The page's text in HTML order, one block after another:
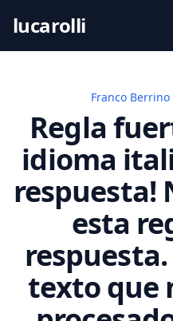
i
lucarolli
Franco Berrino
Regla
idioma
respuesta!
esta
texto que